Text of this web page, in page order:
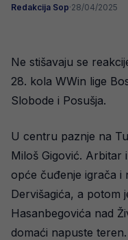
Redakcija Sop·28/04/2025
Ne stišavaju se
28. kola WWin lige
Slobode i Posušja.
U centru paznje na
Miloš Gigović. Arbitar
opće čuđenje igrača i
Dervišagića, a potom
Hasanbegovića nad
domaći napuste teren.